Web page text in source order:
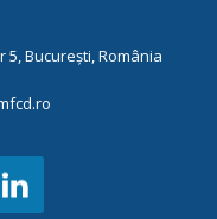
5, București, România